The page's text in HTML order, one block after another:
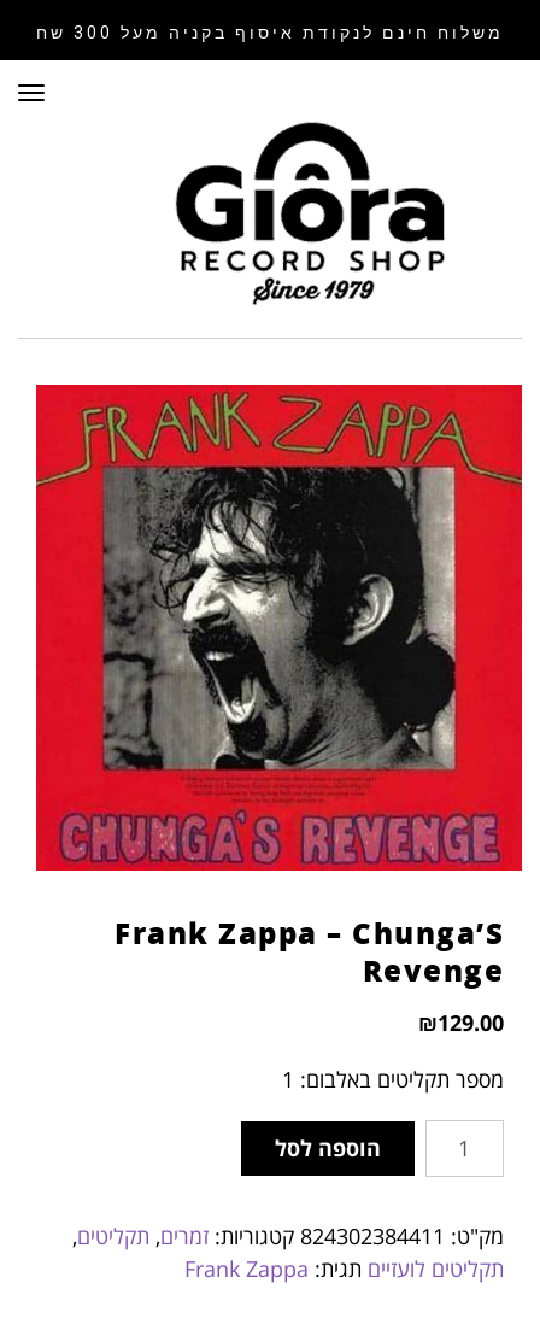
משלוח חינם לנקודת איסוף בקניה מעל 300 שח
Frank Zappa – Chunga’S
Revenge
₪129.00
מספר תקליטים באלבום: 1
הוספה לסל
מק"ט: 824302384411 קטגוריות: זמרים, תקליטים,
תקליטים לועזיים תגית: Frank Zappa